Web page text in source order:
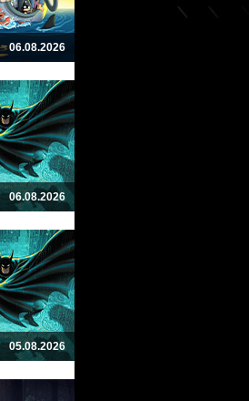
06.08.2026
06.08.2026
05.08.2026